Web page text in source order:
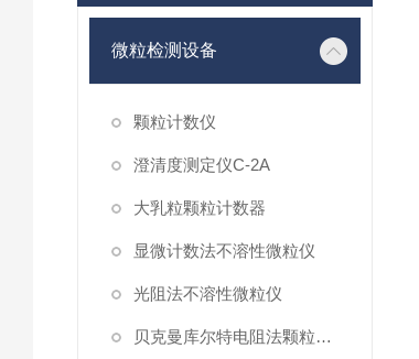
微粒检测设备
颗粒计数仪
澄清度测定仪C-2A
大乳粒颗粒计数器
显微计数法不溶性微粒仪
光阻法不溶性微粒仪
贝克曼库尔特电阻法颗粒计数器